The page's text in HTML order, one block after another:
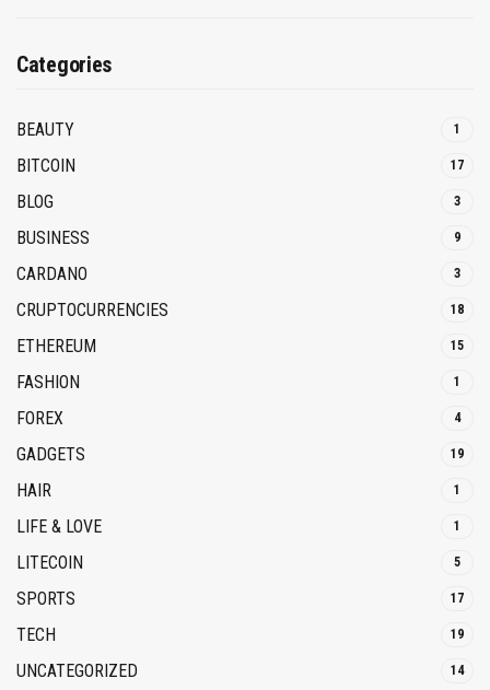
Categories
BEAUTY 1
BITCOIN 17
BLOG 3
BUSINESS 9
CARDANO 3
CRUPTOCURRENCIES 18
ETHEREUM 15
FASHION 1
FOREX 4
GADGETS 19
HAIR 1
LIFE & LOVE 1
LITECOIN 5
SPORTS 17
TECH 19
UNCATEGORIZED 14